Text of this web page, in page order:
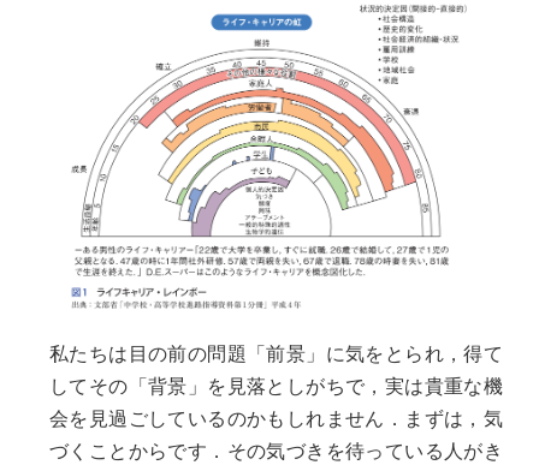
私たちは目の前の問題「前景」に気をとられ，得て
してその「背景」を見落としがちで，実は貴重な機
会を見過ごしているのかもしれません．まずは，気
づくことからです．その気づきを待っている人がき